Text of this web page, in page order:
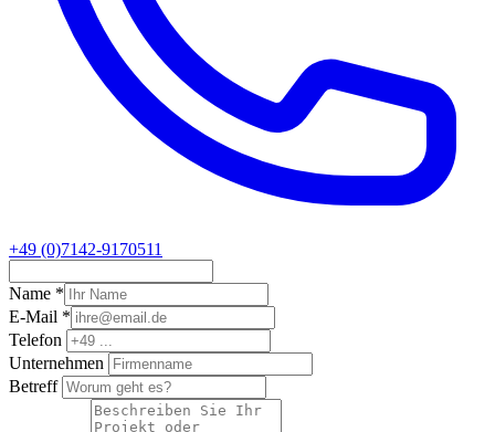
+49 (0)7142-9170511
Name *
E-Mail *
Telefon
Unternehmen
Betreff